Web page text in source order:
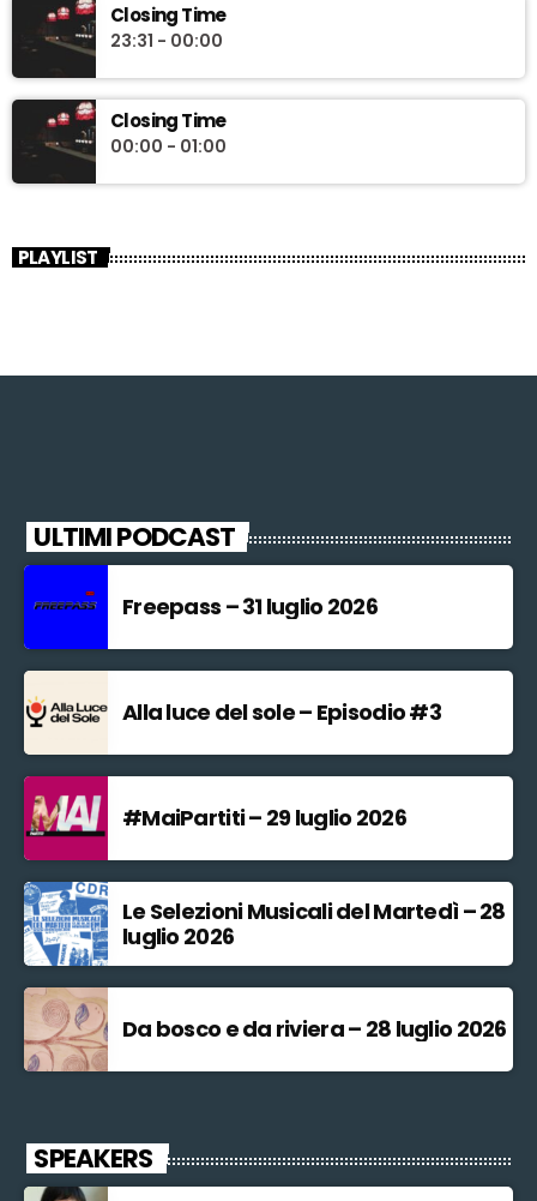
Closing Time
23:31 - 00:00
Closing Time
00:00 - 01:00
PLAYLIST
ULTIMI PODCAST
Freepass – 31 luglio 2026
Alla luce del sole – Episodio #3
#MaiPartiti – 29 luglio 2026
Le Selezioni Musicali del Martedì – 28
luglio 2026
Da bosco e da riviera – 28 luglio 2026
SPEAKERS